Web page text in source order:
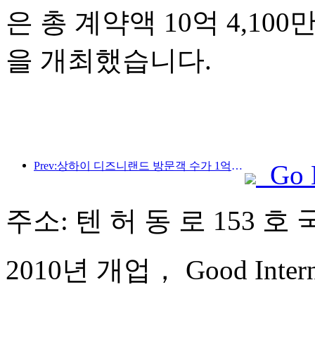
은 총 계약액 10억 4,100
을 개최했습니다.
Prev:상하이 디즈니랜드 방문객 수가 1억 명을 돌파하면서, 4번째 테마호텔이 확장됩니다.
Go
주소: 텐 허 동 로 153 호
2010년 개업， Good